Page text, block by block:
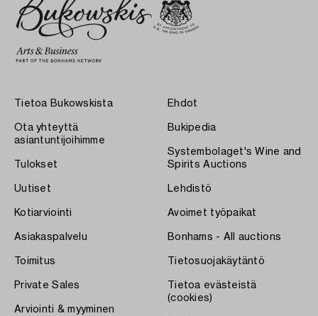
Tietoa Bukowskista
Ota yhteyttä
asiantuntijoihimme
Tulokset
Uutiset
Kotiarviointi
Asiakaspalvelu
Toimitus
Private Sales
Arviointi & myyminen
Ehdot
Bukipedia
Systembolaget's Wine and
Spirits Auctions
Lehdistö
Avoimet työpaikat
Bonhams - All auctions
Tietosuojakäytäntö
Tietoa evästeistä
(cookies)